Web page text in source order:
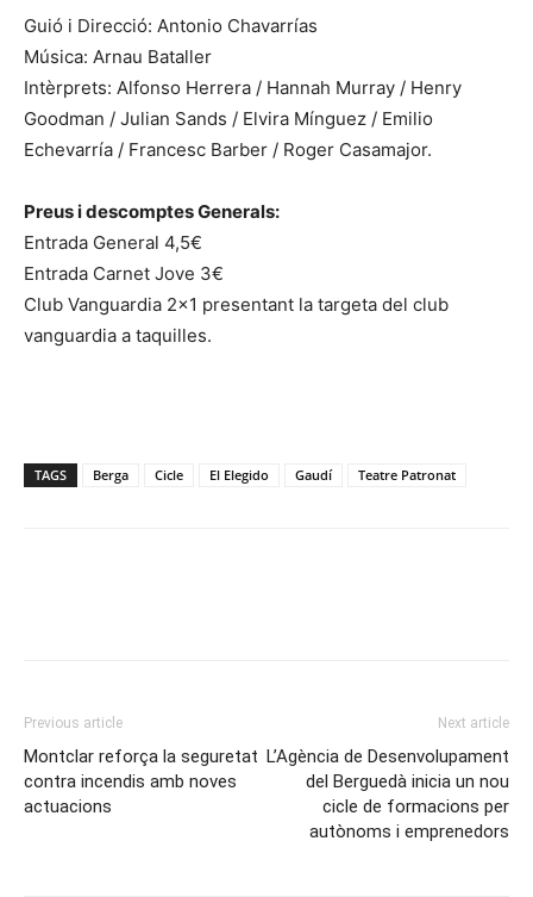
Guió i Direcció: Antonio Chavarrías
Música: Arnau Bataller
Intèrprets: Alfonso Herrera / Hannah Murray / Henry
Goodman / Julian Sands / Elvira Mínguez / Emilio
Echevarría / Francesc Barber / Roger Casamajor.
Preus i descomptes Generals:
Entrada General 4,5€
Entrada Carnet Jove 3€
Club Vanguardia 2×1 presentant la targeta del club
vanguardia a taquilles.
TAGS Berga Cicle El Elegido Gaudí Teatre Patronat
Previous article
Montclar reforça la seguretat
contra incendis amb noves
actuacions
Next article
L’Agència de Desenvolupament
del Berguedà inicia un nou
cicle de formacions per
autònoms i emprenedors